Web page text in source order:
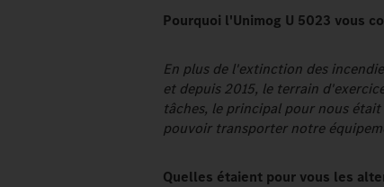
Pourquoi l'Unimog U 5023 vous
En plus de l'extinction des
et depuis 2015, le terrain
tâches, le principal pour nous
pouvoir transporter notre
Quelles étaient pour vous les